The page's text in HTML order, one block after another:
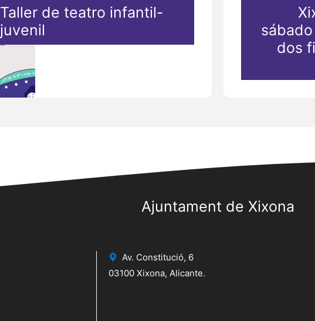
Taller de teatro infantil-
juvenil
dos
Ajuntament de Xixona
Av. Constitució, 6
03100 Xixona, Alicante.